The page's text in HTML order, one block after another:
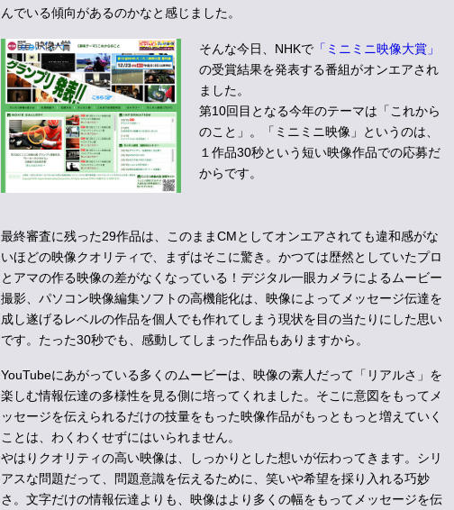
んでいる傾向があるのかなと感じました。
そんな今日、NHKで 「ミニミニ映像大賞」
の受賞結果を発表する番組がオンエアされ
ました。
第10回目となる今年のテーマは「これから
のこと」。「ミニミニ映像」というのは、
１作品30秒という短い映像作品での応募だ
からです。
最終審査に残った29作品は、このままCMとしてオンエアされても違和感がな
いほどの映像クオリティで、まずはそこに驚き。かつては歴然としていたプロ
とアマの作る映像の差がなくなっている！デジタル一眼カメラによるムービー
撮影、パソコン映像編集ソフトの高機能化は、映像によってメッセージ伝達を
成し遂げるレベルの作品を個人でも作れてしまう現状を目の当たりにした思い
です。たった30秒でも、感動してしまった作品もありますから。
YouTubeにあがっている多くのムービーは、映像の素人だって「リアルさ」を
楽しむ情報伝達の多様性を見る側に培ってくれました。そこに意図をもってメ
ッセージを伝えられるだけの技量をもった映像作品がもっともっと増えていく
ことは、わくわくせずにはいられません。
やはりクオリティの高い映像は、しっかりとした想いが伝わってきます。シリ
アスな問題だって、問題意識を伝えるために、笑いや希望を採り入れる巧妙
さ。文字だけの情報伝達よりも、映像はより多くの幅をもってメッセージを伝